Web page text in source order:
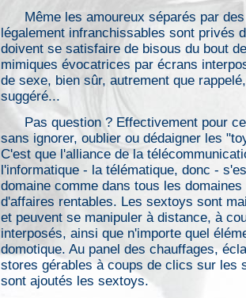
Même les amoureux séparés par des
légalement infranchissables sont privés
doivent se satisfaire de bisous du bout
mimiques évocatrices par écrans
de sexe, bien sûr, autrement que
suggéré...
Pas question ? Effectivement pour
sans ignorer, oublier ou dédaigner les
C'est que l'alliance de la
l'informatique - la télématique, donc -
domaine comme dans tous les
d'affaires rentables. Les sextoys sont
et peuvent se manipuler à distance, à
interposés, ainsi que n'importe quel
domotique. Au panel des chauffages,
stores gérables à coups de clics sur les
sont ajoutés les sextoys.